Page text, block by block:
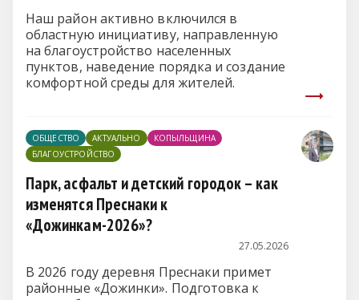
Наш район активно включился в
областную инициативу, направленную
на благоустройство населенных
пунктов, наведение порядка и создание
комфортной среды для жителей.
ОБЩЕСТВО АКТУАЛЬНО
КОПЫЛЬЩИНА
БЛАГОУСТРОЙСТВО
Парк, асфальт и детский городок – как
изменятся Преснаки к
«Дожинкам-2026»?
27.05.2026
В 2026 году деревня Преснаки примет
районные «Дожинки». Подготовка к